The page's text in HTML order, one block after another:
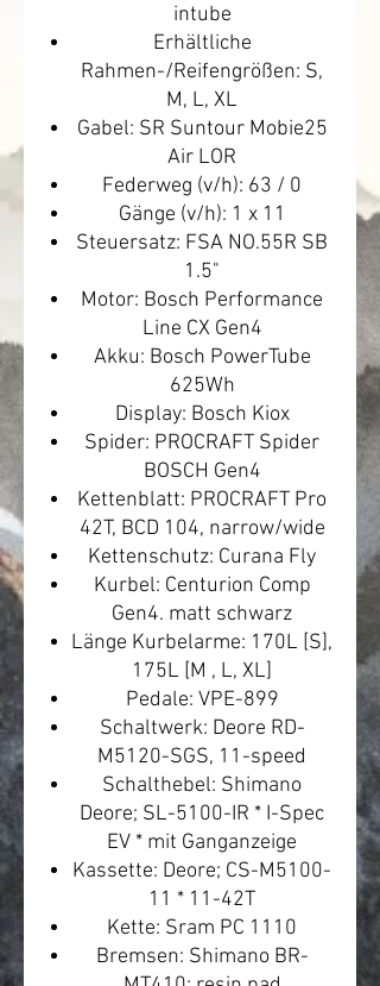
intube
Erhältliche
Rahmen-/Reifengrößen: S,
M, L, XL
Gabel: SR Suntour Mobie25
Air LOR
Federweg (v/h): 63 / 0
Gänge (v/h): 1 x 11
Steuersatz: FSA NO.55R SB
1.5"
Motor: Bosch Performance
Line CX Gen4
Akku: Bosch PowerTube
625Wh
Display: Bosch Kiox
Spider: PROCRAFT Spider
BOSCH Gen4
Kettenblatt: PROCRAFT Pro
42T, BCD 104, narrow/wide
Kettenschutz: Curana Fly
Kurbel: Centurion Comp
Gen4. matt schwarz
Länge Kurbelarme: 170L [S],
175L [M , L, XL]
Pedale: VPE-899
Schaltwerk: Deore RD-
M5120-SGS, 11-speed
Schalthebel: Shimano
Deore; SL-5100-IR * I-Spec
EV * mit Ganganzeige
Kassette: Deore; CS-M5100-
11 * 11-42T
Kette: Sram PC 1110
Bremsen: Shimano BR-